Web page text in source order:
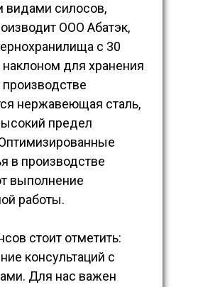
силосов,
ООО Абатэк,
с 30
для хранения
нержавеющая сталь,
предел
в производстве
выполнение
работы.
стоит отметить:
консультаций с
Для нас важен